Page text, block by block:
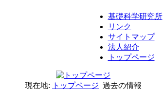
基礎科学研究所
リンク
サイトマップ
法人紹介
トップページ
現在地: トップページ 過去の情報